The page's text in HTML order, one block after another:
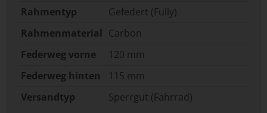
Rahmentyp
Gefedert (Fully)
Rahmenmaterial Carbon
Federweg vorne
120 mm
Federweg hinten
115 mm
Versandtyp
Sperrgut (Fahrrad)